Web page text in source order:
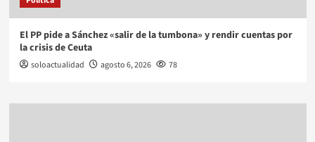
El PP pide a Sánchez «salir de la tumbona» y rendir cuentas por
la crisis de Ceuta
soloactualidad agosto 6, 2026 78